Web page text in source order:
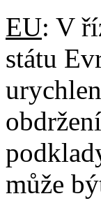
EU: V
státu
může